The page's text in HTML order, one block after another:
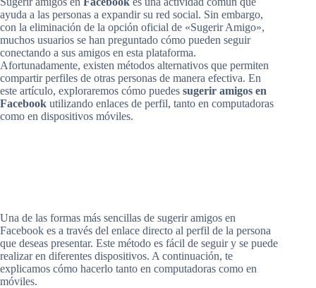
ayuda a las personas a expandir su red social. Sin embargo,
con la eliminación de la opción oficial de «Sugerir Amigo»,
muchos usuarios se han preguntado cómo pueden seguir
conectando a sus amigos en esta plataforma.
Afortunadamente, existen métodos alternativos que permiten
compartir perfiles de otras personas de manera efectiva. En
este artículo, exploraremos cómo puedes sugerir amigos en
Facebook utilizando enlaces de perfil, tanto en computadoras
como en dispositivos móviles.
Una de las formas más sencillas de sugerir amigos en
Facebook es a través del enlace directo al perfil de la persona
que deseas presentar. Este método es fácil de seguir y se puede
realizar en diferentes dispositivos. A continuación, te
explicamos cómo hacerlo tanto en computadoras como en
móviles.